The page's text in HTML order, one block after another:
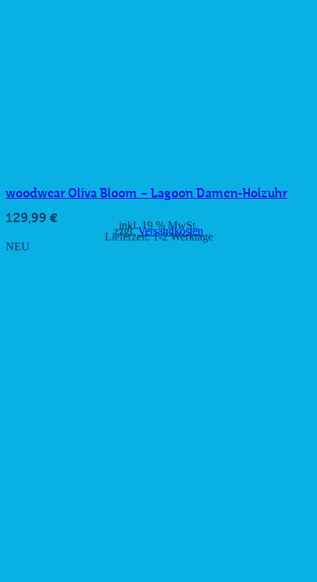
woodwear Oliva Bloom – Lagoon Damen-Holzuhr
129,99 € inkl. 19 % MwSt.
zzgl.Versandkosten
Lieferzeit:1-2 Werktage
NEU